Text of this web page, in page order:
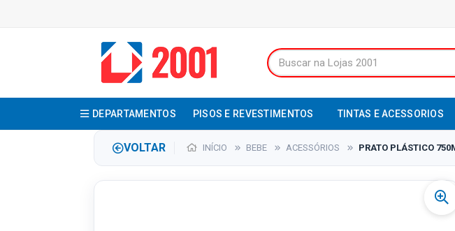
DEPARTAMENTOS PISOS E REVESTIMENTOS TINTAS E ACESSORIOS
VOLTAR INÍCIO BEBE ACESSÓRIOS PRATO PLÁSTICO